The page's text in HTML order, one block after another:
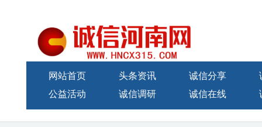
网站首页 头条资讯 诚信分享
公益活动
诚信调研 诚信在线